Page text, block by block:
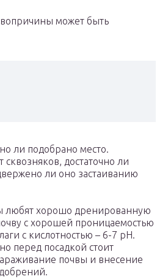
может быть
ли подобрано место.
достаточно ли
ли оно застаиванию
любят хорошо дренированную
с хорошей проницаемостью
с кислотностью – 6-7 pH.
перед посадкой стоит
почвы и внесение